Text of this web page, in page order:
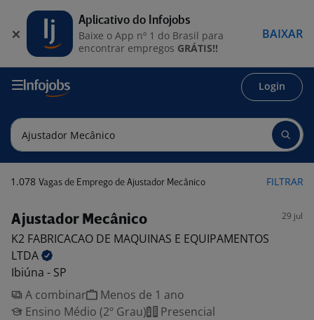
Login
1.078 Vagas de Emprego de Ajustador Mecânico FILTRAR
Ajustador Mecânico 29 jul
K2 FABRICACAO DE MAQUINAS E EQUIPAMENTOS
LTDA
Ibiúna - SP
A combinar
Menos de 1 ano
Ensino Médio (2º Grau)
Presencial
Aplicativo do Infojobs
Baixe o App nº 1 do Brasil para
encontrar empregos GRÁTIS!!
BAIXAR